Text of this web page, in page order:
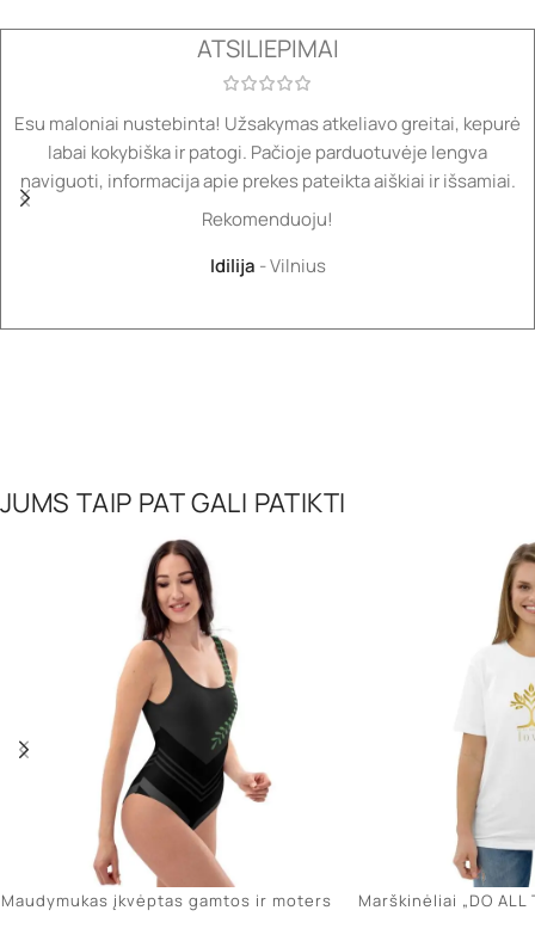
ATSILIEPIMAI
Esu maloniai nustebinta! Užsakymas atkeliavo greitai, kepurė
labai kokybiška ir patogi. Pačioje parduotuvėje lengva
naviguoti, informacija apie prekes pateikta aiškiai ir išsamiai.
Rekomenduoju!
Idilija
Vilnius
JUMS TAIP PAT GALI PATIKTI
Maudymukas įkvėptas gamtos ir moters
Marškinėliai „DO ALL